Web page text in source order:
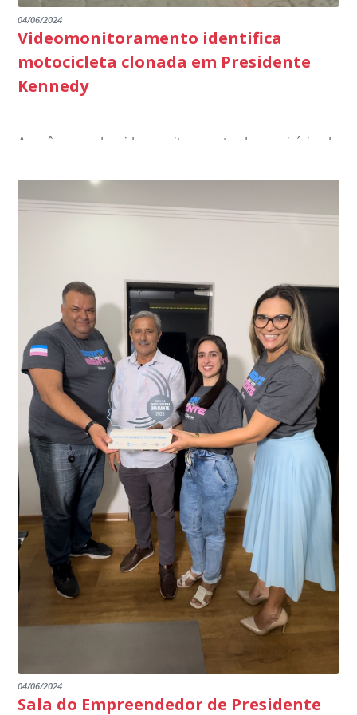
04/06/2024
Videomonitoramento identifica
motocicleta clonada em Presidente
Kennedy
As câmeras de videomonitoramento do município de
Presidente Kennedy identificaram neste fim de semana,
01 de junho, uma motocicleta com indícios de
adulteração, imediatamente, a central de
videomonitoramento acionou a Guarda Civil Municipal,
Durante a abordagem a adulteração foi comprovada,
através da conferência do Chassi, a motocicleta, bem
conta do sistema de videomonitoramento instalado
recentemente em todo o município de Presidente
Kennedy, o sistema é integrado com outros municípios
do país, sendo possível a identificação de veículos por
meio do cruzamento de informações, nesse caso
específico, com dados de uma cidade do Estado do Rio
de Janeiro.
“Mais de 100 câmeras foram instaladas na sede e no
interior de Presidente Kennedy, garantindo mais
segurança à população, seja nas ruas, no comércio, os
produtores agropecuários. Estamos no rumo certo,
parabéns a todos os servidores que contribuem para a
segurança da nossa cidade”, destaca o prefeito Dorlei
Fontão.
04/06/2024
Sala do Empreendedor de Presidente